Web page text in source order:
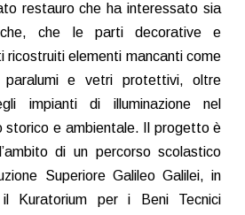
restauro che ha interessato sia
che le parti decorative e
ricostruiti elementi mancanti come
paralumi e vetri protettivi, oltre
impianti di illuminazione nel
storico e ambientale. Il progetto è
di un percorso scolastico
Superiore Galileo Galilei, in
il Kuratorium per i Beni Tecnici